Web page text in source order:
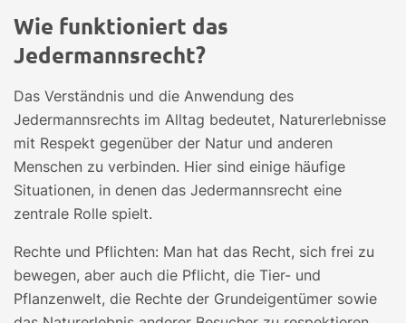
Wie funktioniert das
Jedermannsrecht?
Das Verständnis und die Anwendung des
Jedermannsrechts im Alltag bedeutet, Naturerlebnisse
mit Respekt gegenüber der Natur und anderen
Menschen zu verbinden. Hier sind einige häufige
Situationen, in denen das Jedermannsrecht eine
zentrale Rolle spielt.
Rechte und Pflichten: Man hat das Recht, sich frei zu
bewegen, aber auch die Pflicht, die Tier- und
Pflanzenwelt, die Rechte der Grundeigentümer sowie